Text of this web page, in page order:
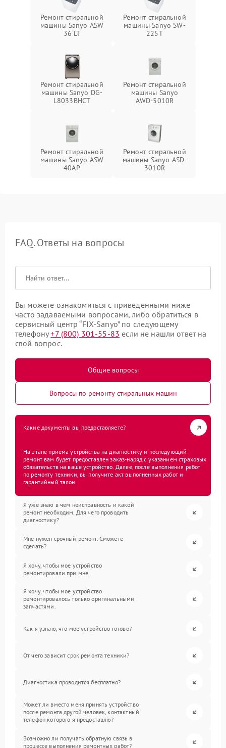
Ремонт стиральной
машины Sanyo ASW
36 LT
Ремонт стиральной
машины Sanyo SW-
225T
Ремонт стиральной
машины Sanyo DG-
L8033BHCT
Ремонт стиральной
машины Sanyo
AWD-5010R
Ремонт стиральной
машины Sanyo ASW
40AP
Ремонт стиральной
машины Sanyo ASD-
3010R
FAQ. Ответы на вопросы
Вы можете ознакомиться с приведенными ниже
часто задаваемыми вопросами, либо обратиться в
сервисный центр “FIX-Sanyo” по следующему
телефону+7 (800) 301-55-83 если не нашли ответ на
свой вопрос.
Общие вопросы
Вопросы по ремонту стиральных машин
Какие документы вы предоставляете?
На этапе приема устройства на диагностику и последующий
ремонт вам будет предоставлен заказ-наряд с указанием страховых
обязательств на ваше устройство. Далее, после выполнения работ
по ремонту техники, вы получите акт выполненных работ и
гарантийный талон.
Я уже знаю в чем неисправность и какой
ремонт необходим. Для чего проводить
диагностику?
Мне нужен срочный ремонт. Сможете
сделать?
Я хочу, чтобы мое устройство
ремонтировали при мне.
Я хочу, чтобы мое устройство
ремонтировалось только оригинальными
запчастями.
Как я узнаю, что мое устройство готово?
От чего зависит срок ремонта техники?
Диагностика проводится бесплатно?
Может ли вместо меня принять устройство
после ремонта другой человек, контактный
телефон которого я предоставлю?
Возможно ли получать обратную связь в
процессе выполнения ремонтных работ?